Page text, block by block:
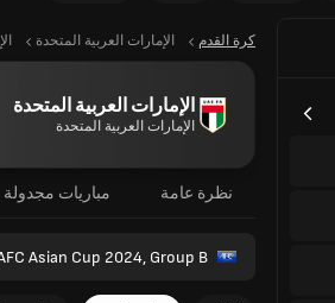
كرة القدم الإمارات العربية المتحدة
الإمارات العربية المتحدة
الإمارات العربية المتحدة
نظرة عامة مباريات مجدولة
Asian Cup 2024, Group B